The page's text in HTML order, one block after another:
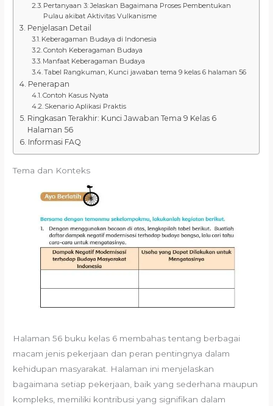
Pertanyaan 3: Jelaskan Bagaimana Proses Pembentukan
Pulau akibat Aktivitas Vulkanisme
Penjelasan Detail
Keberagaman Budaya di Indonesia
Contoh Keberagaman Budaya
Manfaat Keberagaman Budaya
Tabel Rangkuman, Kunci jawaban tema 9 kelas 6 halaman 56
Penerapan
Contoh Kasus Nyata
Skenario Aplikasi Praktis
Ringkasan Terakhir: Kunci Jawaban Tema 9 Kelas 6
Halaman 56
Informasi FAQ
Tema dan Konteks
Halaman 56 buku kelas 6 membahas tentang berbagai
macam jenis pekerjaan dan peran pentingnya dalam
kehidupan masyarakat. Halaman ini menjelaskan
bagaimana setiap pekerjaan, baik yang sederhana maupun
kompleks, memiliki kontribusi yang signifikan dalam